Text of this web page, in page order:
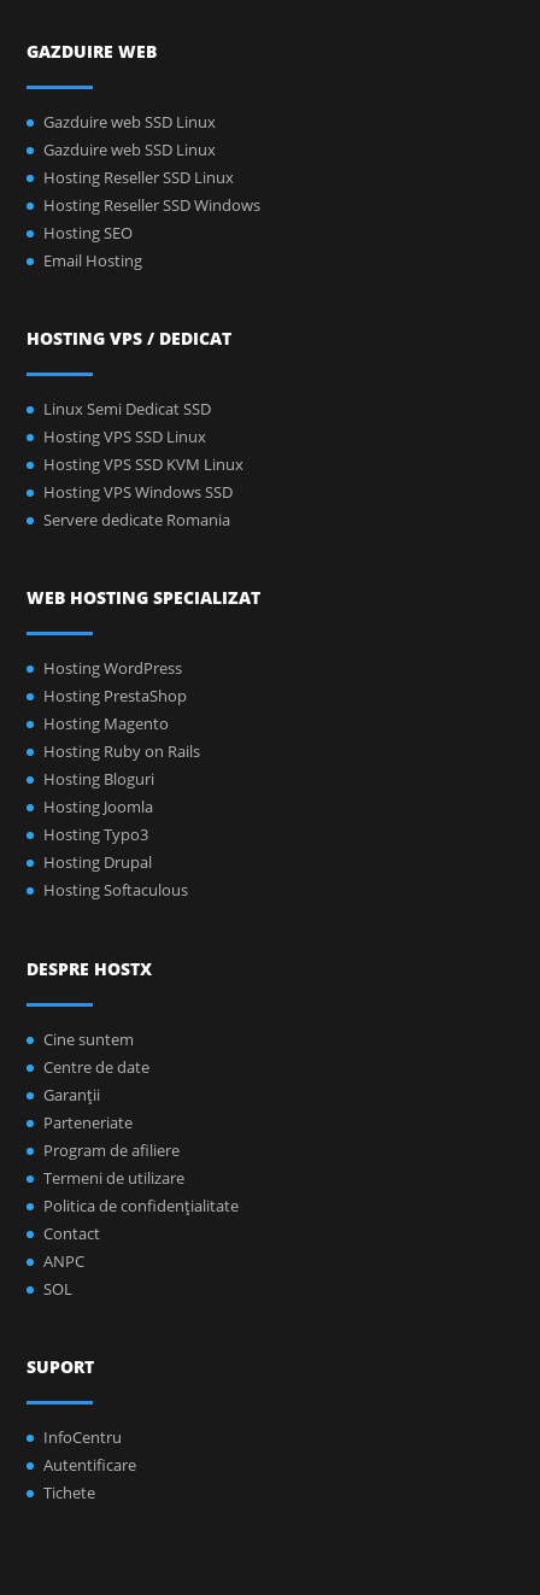
GAZDUIRE WEB
Gazduire web SSD Linux
Gazduire web SSD Linux
Hosting Reseller SSD Linux
Hosting Reseller SSD Windows
Hosting SEO
Email Hosting
HOSTING VPS / DEDICAT
Linux Semi Dedicat SSD
Hosting VPS SSD Linux
Hosting VPS SSD KVM Linux
Hosting VPS Windows SSD
Servere dedicate Romania
WEB HOSTING SPECIALIZAT
Hosting WordPress
Hosting PrestaShop
Hosting Magento
Hosting Ruby on Rails
Hosting Bloguri
Hosting Joomla
Hosting Typo3
Hosting Drupal
Hosting Softaculous
DESPRE HOSTX
Cine suntem
Centre de date
Garanţii
Parteneriate
Program de afiliere
Termeni de utilizare
Politica de confidenţialitate
Contact
ANPC
SOL
SUPORT
InfoCentru
Autentificare
Tichete